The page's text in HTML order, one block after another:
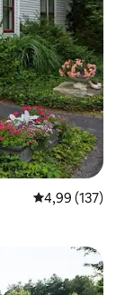
Évaluation
4,99 (137)